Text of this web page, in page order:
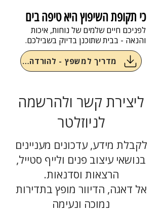
כי תקופת השיפוץ היא טיפה בים
לפניכם חיים שלמים של נוחות, איכות
והנאה - בבית שתוכנן בדיוק בשבילכם.
מדריך למשפץ - להורדה חינם
ליצירת קשר ולהרשמה
לניוזלטר
לקבלת מידע, עדכונים מעניינים
בנושאי עיצוב פנים ולייף סטייל,
הרצאות וסדנאות.
אל דאגה, הדיוור מופץ בתדירות
נמוכה ונעימה